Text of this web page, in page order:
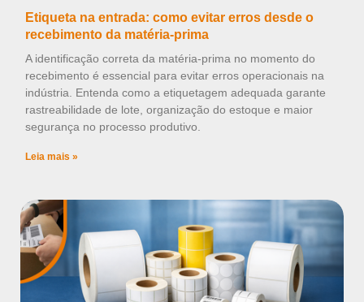
Etiqueta na entrada: como evitar erros desde o
recebimento da matéria-prima
A identificação correta da matéria-prima no momento do
recebimento é essencial para evitar erros operacionais na
indústria. Entenda como a etiquetagem adequada garante
rastreabilidade de lote, organização do estoque e maior
segurança no processo produtivo.
Leia mais »